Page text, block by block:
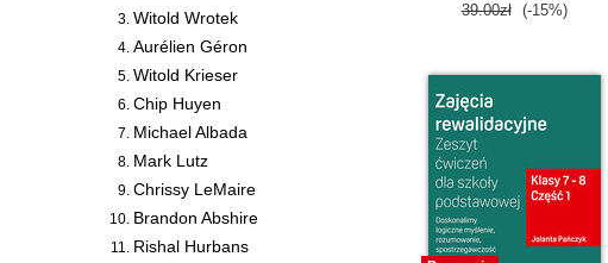
Witold Wrotek
Aurélien Géron
Witold Krieser
Chip Huyen
Michael Albada
Mark Lutz
Chrissy LeMaire
Brandon Abshire
Rishal Hurbans
39.00zł (-15%)